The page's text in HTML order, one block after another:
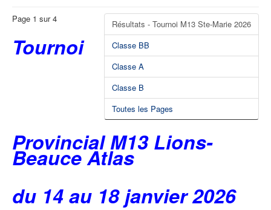
Résultats - Tournoi M13 Ste-Marie 2026
Classe BB
Classe A
Classe B
Toutes les Pages
Page 1 sur 4
Tournoi
Provincial M13 Lions-
Beauce Atlas
du 14 au 18 janvier 2026